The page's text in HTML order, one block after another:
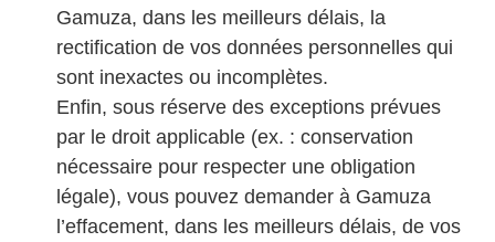
Gamuza, dans les meilleurs délais, la
rectification de vos données personnelles qui
sont inexactes ou incomplètes.
Enfin, sous réserve des exceptions prévues
par le droit applicable (ex. : conservation
nécessaire pour respecter une obligation
légale), vous pouvez demander à Gamuza
l’effacement, dans les meilleurs délais, de vos